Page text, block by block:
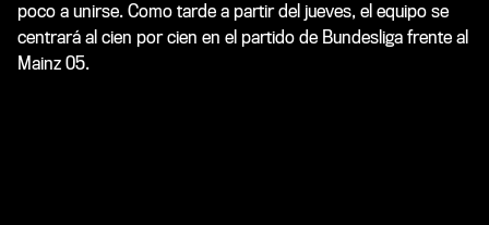
poco a unirse. Como tarde a partir del jueves, el equipo se
centrará al cien por cien en el partido de Bundesliga frente al
Mainz 05.